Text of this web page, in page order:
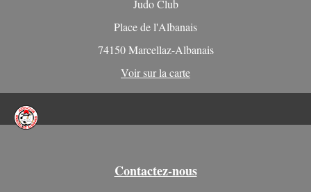
Judo Club
Place de l'Albanais
74150 Marcellaz-Albanais
Voir sur la carte
Contactez-nous